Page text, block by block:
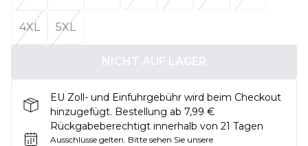
4XL 5XL
NICHT AUF LAGER
EU Zoll- und Einfuhrgebühr wird beim Checkout
hinzugefügt. Bestellung ab 7,99 €
Rückgabeberechtigt innerhalb von 21 Tagen
Ausschlüsse gelten. Bitte sehen Sie unsere